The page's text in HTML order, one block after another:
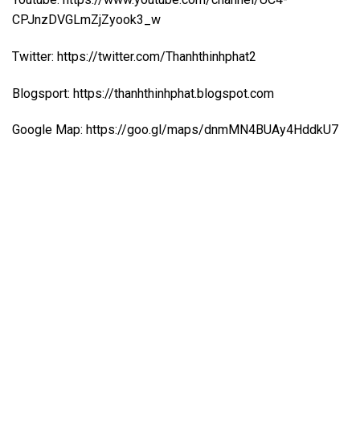
CPJnzDVGLmZjZyook3_w
Twitter: https://twitter.com/Thanhthinhphat2
Blogsport: https://thanhthinhphat.blogspot.com
Google Map: https://goo.gl/maps/dnmMN4BUAy4HddkU7